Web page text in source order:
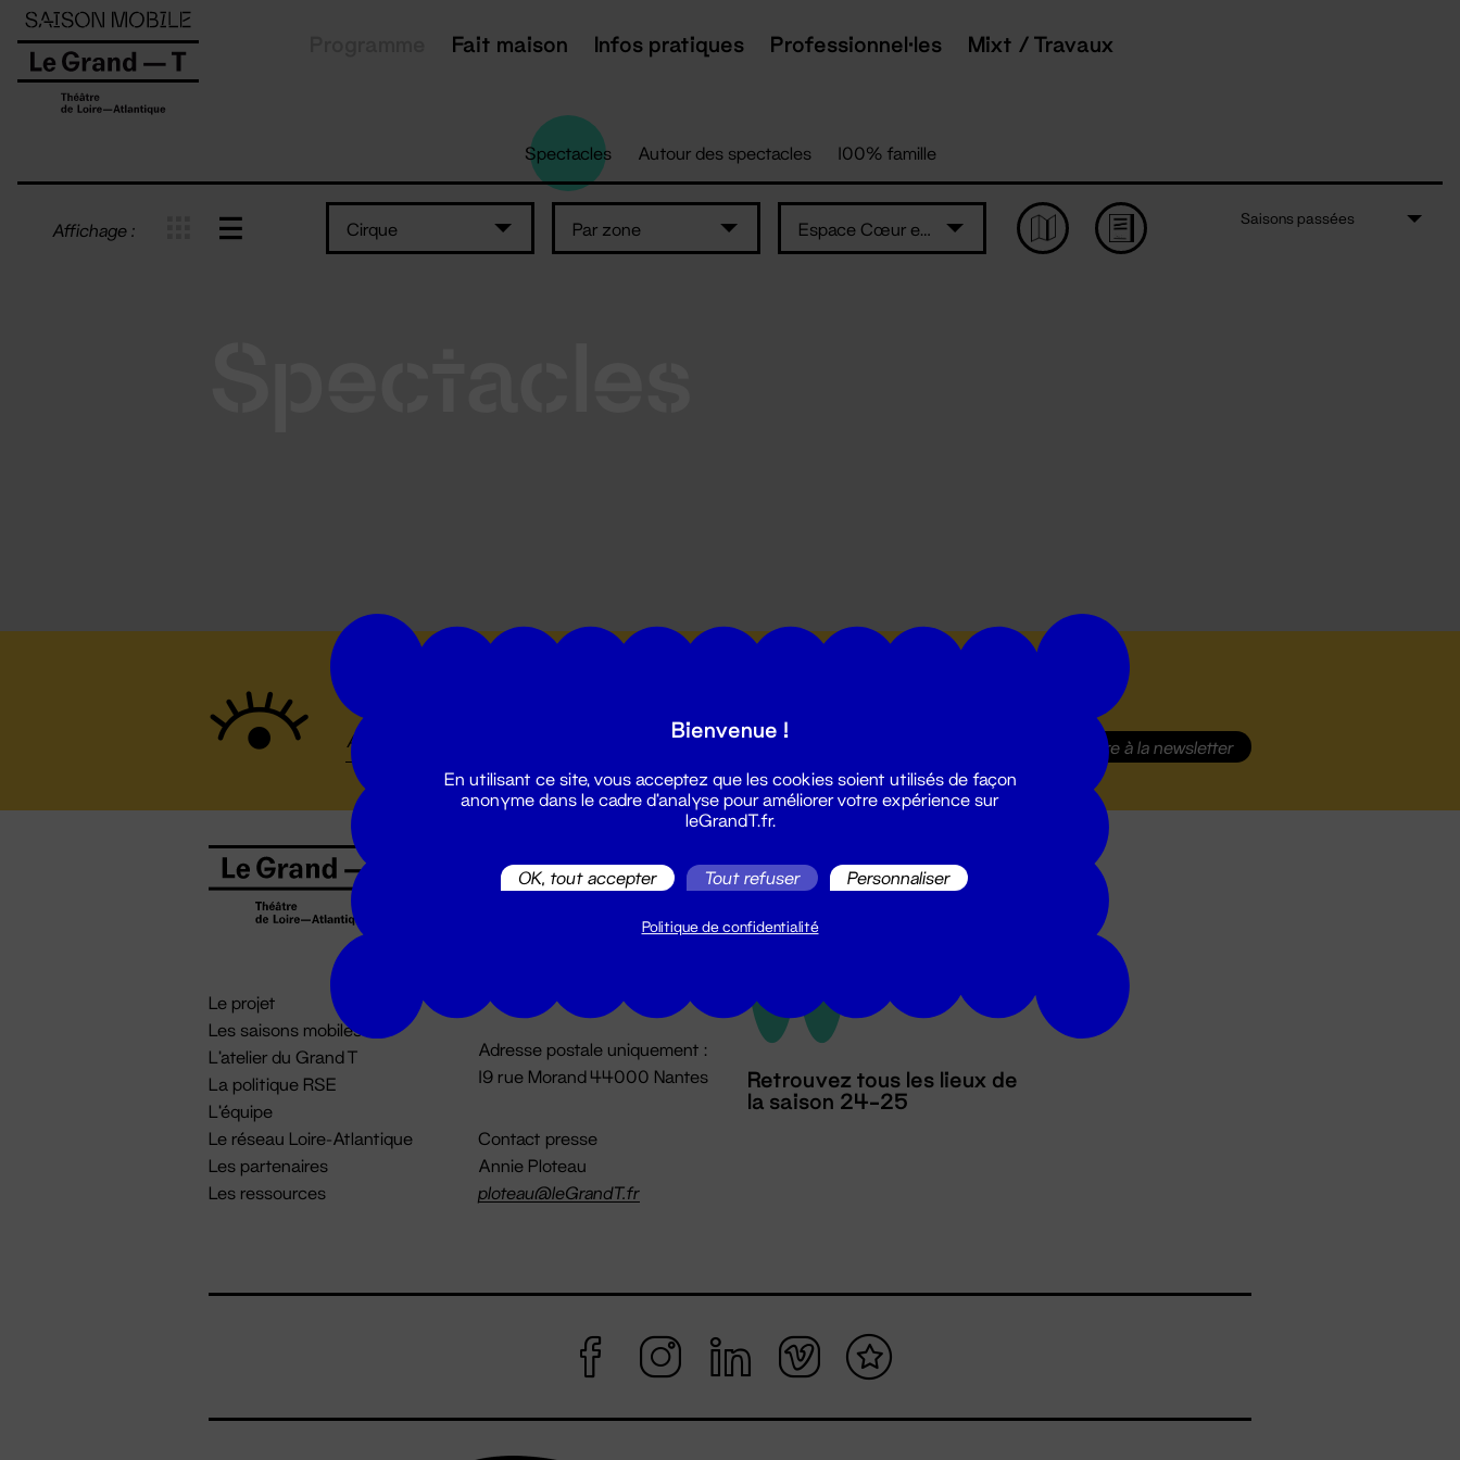
Fait maison Infos pratiques Professionnel·les Mixt / Travaux
Spectacles Autour des spectacles 100% famille
Affichage : Cirque Par zone Espace Cœur en Scène
Saisons passées
S'inscrire à la newsletter
Le projet
Les saisons mobiles
L'atelier du Grand T
La politique RSE
L'équipe
Le réseau Loire-Atlantique
Les partenaires
Les ressources
02 51 88 25 25
Du lundi au vendredi 14h → 18h
Adresse postale uniquement :
19 rue Morand 44000 Nantes
Contact presse
Annie Ploteau
ploteau@leGrandT.fr
Retrouvez tous les lieux de
la saison 24-25
Panneau de gestion des cookies
Bienvenue !
En utilisant ce site, vous acceptez que les cookies soient utilisés de façon
anonyme dans le cadre d'analyse pour améliorer votre expérience sur
leGrandT.fr.
OK, tout accepter Tout refuser Personnaliser
Politique de confidentialité